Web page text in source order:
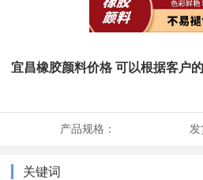
宜昌橡胶颜料价格 可以根据客户
产品规格： 发
关键词